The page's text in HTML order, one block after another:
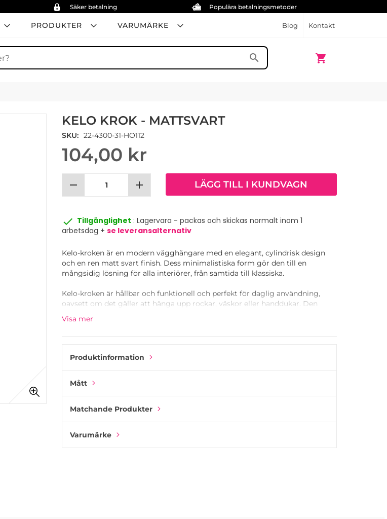
Säker betalning Populära betalningsmetoder
PRODUKTER VARUMÄRKE Blog Kontakt
shopping_cart
Min kundvagn
search
KELO KROK - MATTSVART
SKU 22-4300-31-HO112
104,00 kr
remove add LÄGG TILL I KUNDVAGN
done Tillgänglighet : Lagervara - packas och skickas normalt inom 1
arbetsdag + se leveransalternativ
Kelo-kroken är en modern vägghängare med en elegant, cylindrisk design
och en ren matt svart finish. Dess minimalistiska form gör den till en
mångsidig lösning för alla interiörer, från samtida till klassiska.
Kelo-kroken är hållbar och funktionell och perfekt för daglig användning,
oavsett om det gäller att hänga upp rockar, väskor eller handdukar. Den
enkla runda formen ger den ett tidlöst utseende som smälter in perfekt i
hallar, kök eller badrum.
att skapa en stilren och praktisk förvaringslösning.
Visa mer
Produktinformation
Mått
Matchande Produkter
Varumärke